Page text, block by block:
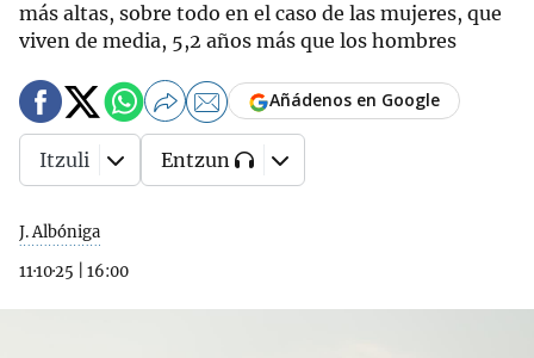
más altas, sobre todo en el caso de las mujeres, que
viven de media, 5,2 años más que los hombres
J. Albóniga
11·10·25
16:00
Añádenos en Google
Itzuli Entzun